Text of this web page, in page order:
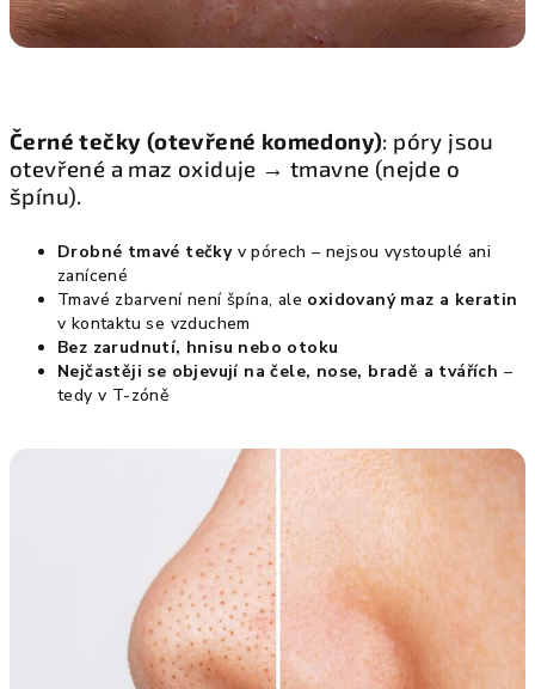
Černé tečky (otevřené komedony): póry jsou
otevřené a maz oxiduje → tmavne (nejde o
špínu).
Drobné tmavé tečkyv pórech – nejsou vystouplé ani
zanícené
Tmavé zbarvení není špína, ale oxidovaný maz a keratin
v kontaktu se vzduchem
Bez zarudnutí, hnisu nebo otoku
Nejčastěji se objevují na čele, nose, bradě a tvářích –
tedy v T-zóně